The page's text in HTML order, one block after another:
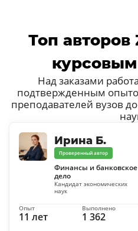
Топ
Над заказами
подтвержденным
преподавателей вузов
Ирина Б.
Проверенный автор
Финансы и банковское
дело
Кандидат экономических
наук
11 лет
Опыт
1 362
Выполнено